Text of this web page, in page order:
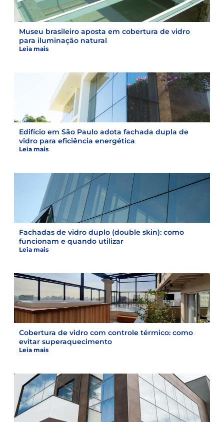
Museu brasileiro aposta em cobertura de vidro
para iluminação natural
Leia mais
Edifício em São Paulo adota fachada dupla de
vidro para eficiência energética
Leia mais
Fachadas de vidro duplo (double skin): como
funcionam e quando utilizar
Leia mais
Cobertura de vidro com controle térmico: como
evitar superaquecimento
Leia mais